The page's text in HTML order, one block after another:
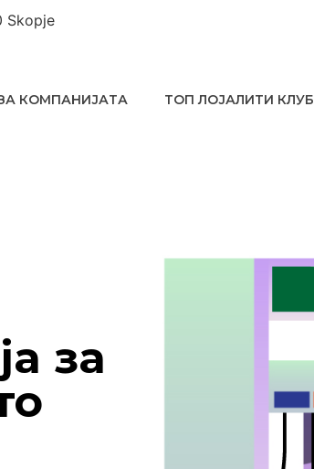
Skopje
КОМПАНИЈАТА ТОП ЛОЈАЛИТИ КЛУБ
за